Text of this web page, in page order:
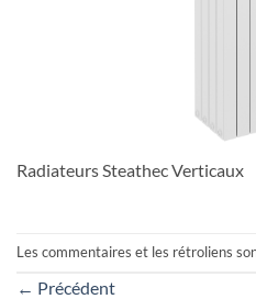
Radiateurs Steathec Verticaux
Les commentaires et les rétroliens
← Précédent